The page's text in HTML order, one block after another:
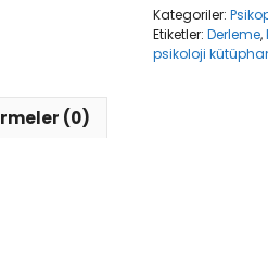
Kategoriler:
Etiketler: Derleme,
psikoloji
(0)